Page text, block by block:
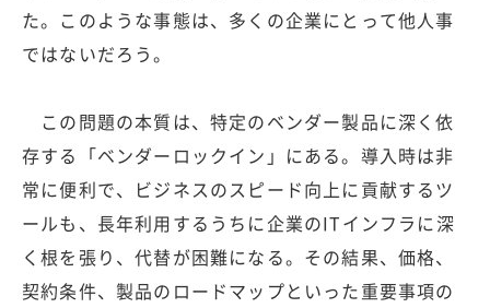
た。このような事態は、多くの企業にとって他人事
ではないだろう。
この問題の本質は、特定のベンダー製品に深く依
存する「ベンダーロックイン」にある。導入時は非
常に便利で、ビジネスのスピード向上に貢献するツ
ールも、長年利用するうちに企業のITインフラに深
く根を張り、代替が困難になる。その結果、価格、
契約条件、製品のロードマップといった重要事項の